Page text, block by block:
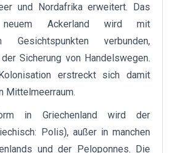
und Nordafrika erweitert. Das
Ackerland wird mit
Gesichtspunkten verbunden,
Sicherung von Handelswegen.
erstreckt sich damit
Mittelmeerraum.
in Griechenland wird der
Polis), außer in manchen
und der Peloponnes. Die